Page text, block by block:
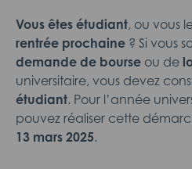
Vous êtes étudiant, ou vous
rentrée prochaine ? Si vous
demande de bourse ou de
universitaire, vous devez
étudiant. Pour l’année
pouvez réaliser cette
13 mars 2025.